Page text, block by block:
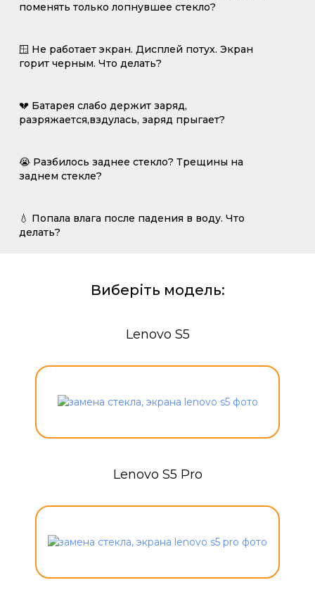
поменять только лопнувшее стекло?
🪟 Не работает экран. Дисплей потух. Экран
горит черным. Что делать?
💔 Батарея слабо держит заряд,
разряжается,вздулась, заряд прыгает?
😭 Разбилось заднее стекло? Трещины на
заднем стекле?
💧 Попала влага после падения в воду. Что
делать?
Виберіть модель:
Lenovo S5
Lenovo S5 Pro